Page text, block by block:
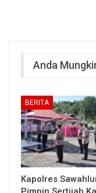
Anda
BERITA
Kapolres